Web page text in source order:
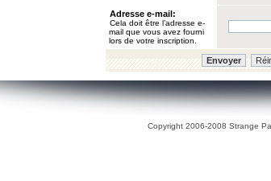
Adresse e-mail:
Cela doit être l’adresse e-
mail que vous avez fourni
lors de votre inscription.
Copyright 2006-2008 Strange